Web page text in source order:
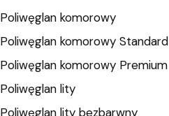
Poliwęglan komorowy
Poliwęglan komorowy Standard
Poliwęglan komorowy Premium
Poliwęglan lity
Poliwęglan lity bezbarwny